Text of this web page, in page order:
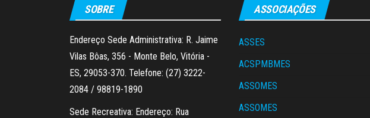
SOBRE
Endereço Sede Administrativa: R. Jaime
Vilas Bôas, 356 - Monte Belo, Vitória -
ES, 29053-370. Telefone: (27) 3222-
2084 / 98819-1890
Sede Recreativa: Endereço: Rua
ASSOCIAÇÕES
ASSES
ACSPMBMES
ASSOMES
ASSOMES